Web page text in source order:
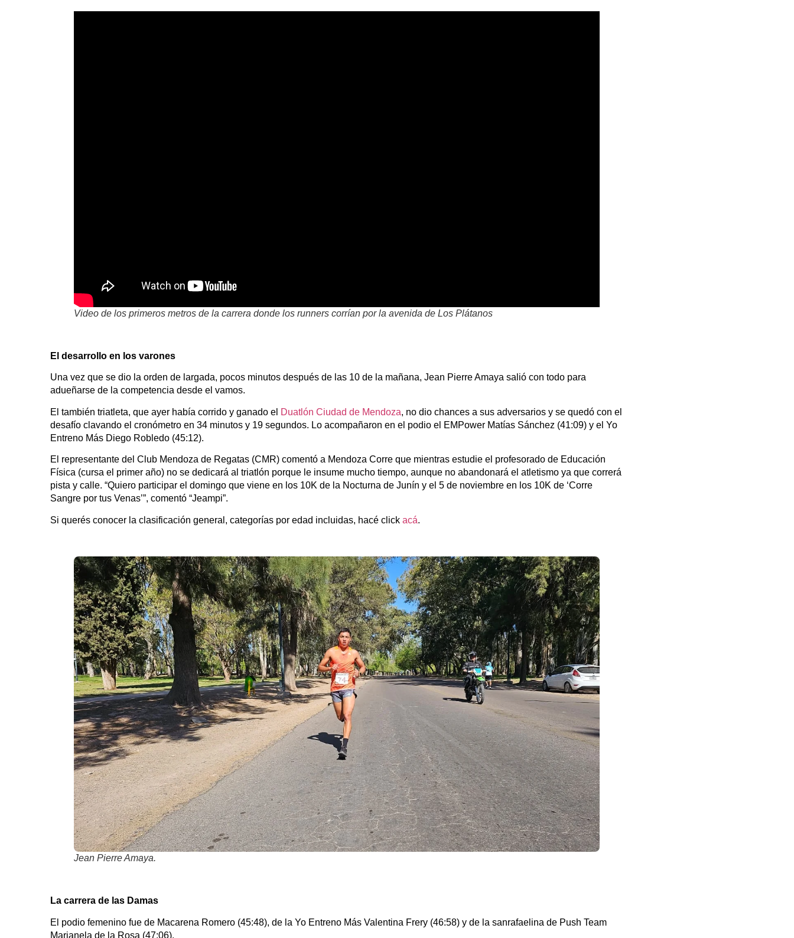
Video de los primeros metros de la carrera donde los runners corrían por la avenida de Los Plátanos
El desarrollo en los varones
Una vez que se dio la orden de largada, pocos minutos después de las 10 de la mañana, Jean Pierre Amaya salió con todo para
adueñarse de la competencia desde el vamos.
El también triatleta, que ayer había corrido y ganado el Duatlón Ciudad de Mendoza, no dio chances a sus adversarios y se quedó con el
desafío clavando el cronómetro en 34 minutos y 19 segundos. Lo acompañaron en el podio el EMPower Matías Sánchez (41:09) y el Yo
Entreno Más Diego Robledo (45:12).
El representante del Club Mendoza de Regatas (CMR) comentó a Mendoza Corre que mientras estudie el profesorado de Educación
Física (cursa el primer año) no se dedicará al triatlón porque le insume mucho tiempo, aunque no abandonará el atletismo ya que correrá
pista y calle. “Quiero participar el domingo que viene en los 10K de la Nocturna de Junín y el 5 de noviembre en los 10K de ‘Corre
Sangre por tus Venas’”, comentó “Jeampi”.
Si querés conocer la clasificación general, categorías por edad incluidas, hacé click acá.
Jean Pierre Amaya.
La carrera de las Damas
El podio femenino fue de Macarena Romero (45:48), de la Yo Entreno Más Valentina Frery (46:58) y de la sanrafaelina de Push Team
Marianela de la Rosa (47:06).